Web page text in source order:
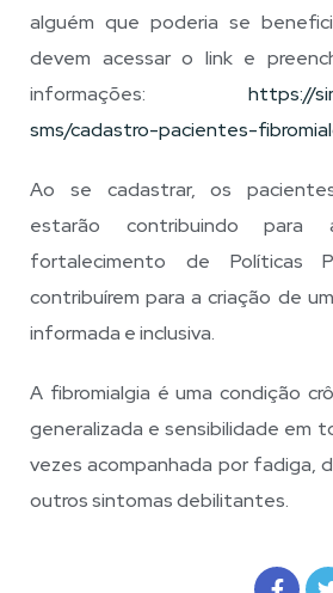
alguém que poderia se
devem acessar o link e
informações: https://
sms/cadastro-pacientes-
Ao se cadastrar, os
estarão contribuindo
fortalecimento de Políticas
contribuírem para a criação de
informada e inclusiva.
A fibromialgia é uma condição
generalizada e sensibilidade em
vezes acompanhada por fadiga,
outros sintomas debilitantes.